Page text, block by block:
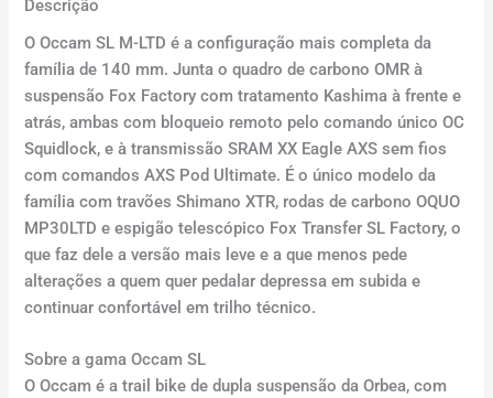
Descrição
O Occam SL M-LTD é a configuração mais completa da
família de 140 mm. Junta o quadro de carbono OMR à
suspensão Fox Factory com tratamento Kashima à frente e
atrás, ambas com bloqueio remoto pelo comando único OC
Squidlock, e à transmissão SRAM XX Eagle AXS sem fios
com comandos AXS Pod Ultimate. É o único modelo da
família com travões Shimano XTR, rodas de carbono OQUO
MP30LTD e espigão telescópico Fox Transfer SL Factory, o
que faz dele a versão mais leve e a que menos pede
alterações a quem quer pedalar depressa em subida e
continuar confortável em trilho técnico.
Sobre a gama Occam SL
O Occam é a trail bike de dupla suspensão da Orbea, com